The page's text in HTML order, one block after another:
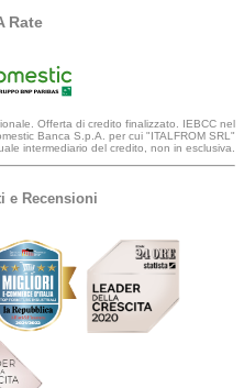
Rate
Offerta di credito finalizzato. IEBCC nel
Banca S.p.A. per cui "ITALFROM SRL"
intermediario del credito, non in esclusiva.
e Recensioni